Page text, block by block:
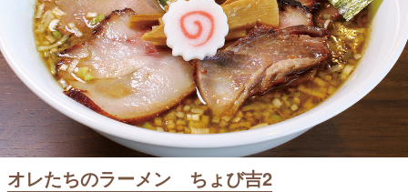
オレたちのラーメン ちょび吉2